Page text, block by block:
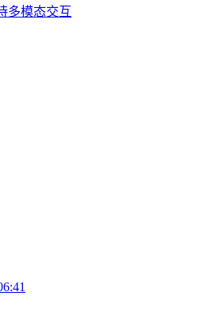
多模态交互